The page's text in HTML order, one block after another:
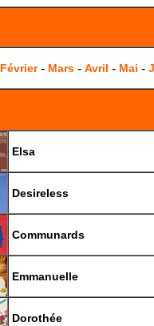
Février- Mars- Avril - Mai -
Elsa
Desireless
Communards
Emmanuelle
Dorothée